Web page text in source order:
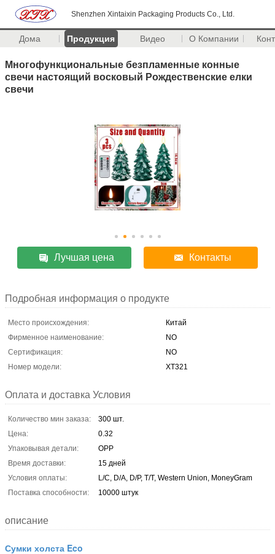
Shenzhen Xintaixin Packaging Products Co., Ltd.
Дома Продукция Видео О Компании
Многофункциональные безпламенные конные
свечи настоящий восковый Рождественские елки
свечи
Лучшая цена Контакты
Подробная информация о продукте
Место происхождения:
Китай
Фирменное наименование:
NO
Сертификация:
NO
Номер модели:
XT321
Оплата и доставка Условия
Количество мин заказа:
300 шт.
Цена:
0.32
Упаковывая детали:
OPP
Время доставки:
15 дней
Условия оплаты:
L/C, D/A, D/P, T/T, Western Union, MoneyGram
Поставка способности:
10000 штук
описание
Сумки холста Eco